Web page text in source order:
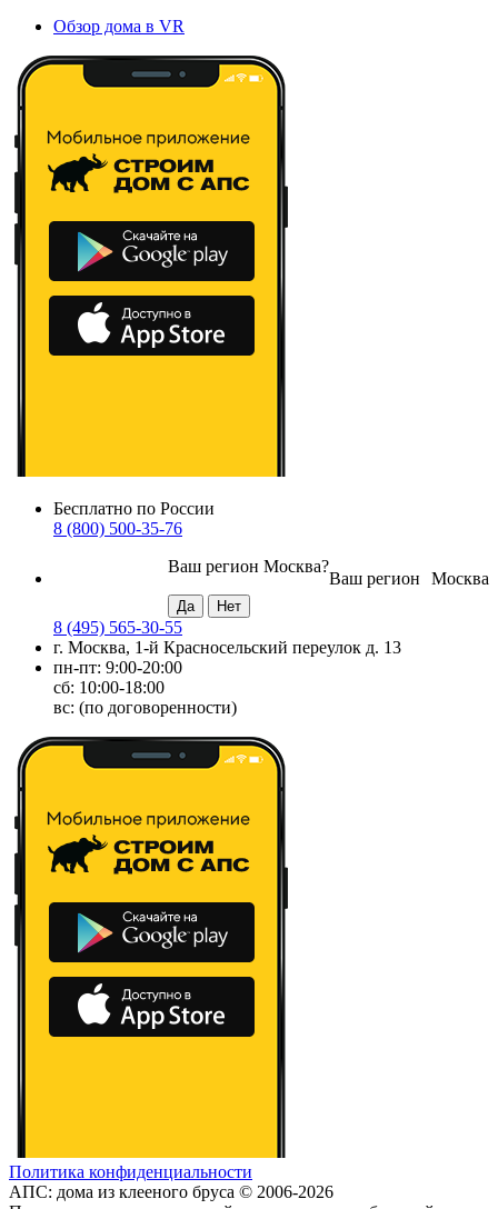
Обзор дома в VR
Бесплатно по России
8 (800) 500-35-76
Москва
Ваш регион
Ваш регион Москва?
8 (495) 565-30-55
г. Москва, 1-й Красносельский переулок д. 13
пн-пт: 9:00-20:00
сб: 10:00-18:00
вс: (по договоренности)
Политика конфиденциальности
АПС: дома из клееного бруса © 2006-2026